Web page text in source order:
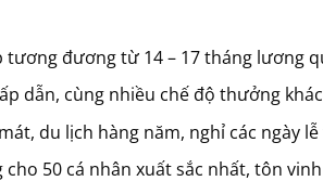
tương đương từ 14 – 17 tháng lương
dẫn, cùng nhiều chế độ thưởng
du lịch hàng năm, nghỉ các ngày
50 cá nhân xuất sắc nhất, tôn